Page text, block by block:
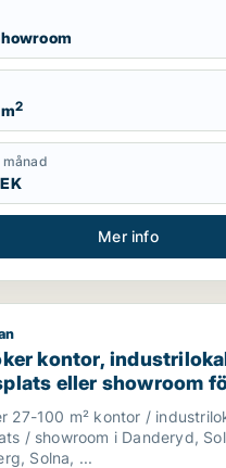
2
månad
Mer info
kontor, industrilokal, butik,
kontor,
eller showroom
i Danderyd,
m.fl.
27-100 m² kontor /
/ showroom i Danderyd,
Solna, ...